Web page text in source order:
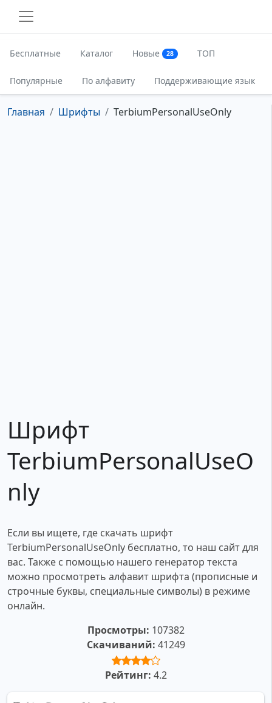
Бесплатные Каталог Новые 28 ТОП
Популярные По алфавиту Поддерживающие язык
Главная Шрифты TerbiumPersonalUseOnly
Шрифт
TerbiumPersonalUseO
nly
Если вы ищете, где скачать шрифт
TerbiumPersonalUseOnly бесплатно, то наш сайт для
вас. Также с помощью нашего генератор текста
можно просмотреть алфавит шрифта (прописные и
строчные буквы, специальные символы) в режиме
онлайн.
Просмотры: 107382
Скачиваний: 41249
Рейтинг: 4.2